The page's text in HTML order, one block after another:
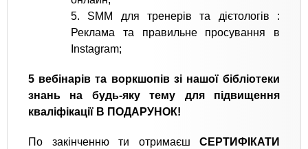
5. SMM для тренерів та дієтологів :
Реклама та правильне просування в
Instagram;
5 вебінарів та воркшопів зі нашої бібліотеки
знань на будь-яку тему для підвищення
кваліфікації В ПОДАРУНОК!
По закінченню ти отримаєш СЕРТИФІКАТИ